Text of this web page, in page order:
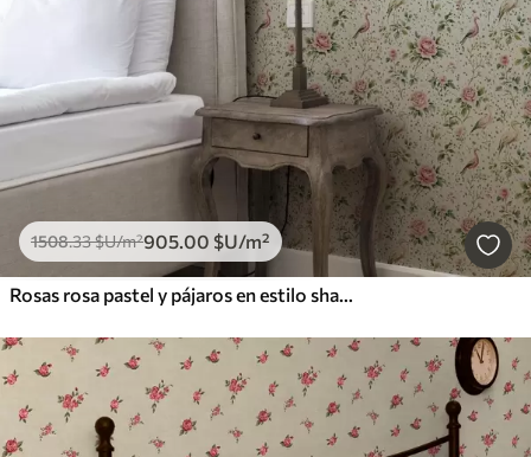
1508.33$U/m²905.00 $U/m²
Rosas rosa pastel y pájaros en estilo shabby chic